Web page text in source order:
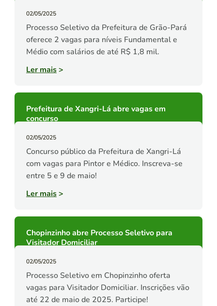
02/05/2025
Processo Seletivo da Prefeitura de Grão-Pará
oferece 2 vagas para níveis Fundamental e
Médio com salários de até R$ 1,8 mil.
Ler mais>
Prefeitura de Xangri-Lá abre vagas em
concurso
02/05/2025
Concurso público da Prefeitura de Xangri-Lá
com vagas para Pintor e Médico. Inscreva-se
entre 5 e 9 de maio!
Ler mais>
Chopinzinho abre Processo Seletivo para
Visitador Domiciliar
02/05/2025
Processo Seletivo em Chopinzinho oferta
vagas para Visitador Domiciliar. Inscrições vão
até 22 de maio de 2025. Participe!